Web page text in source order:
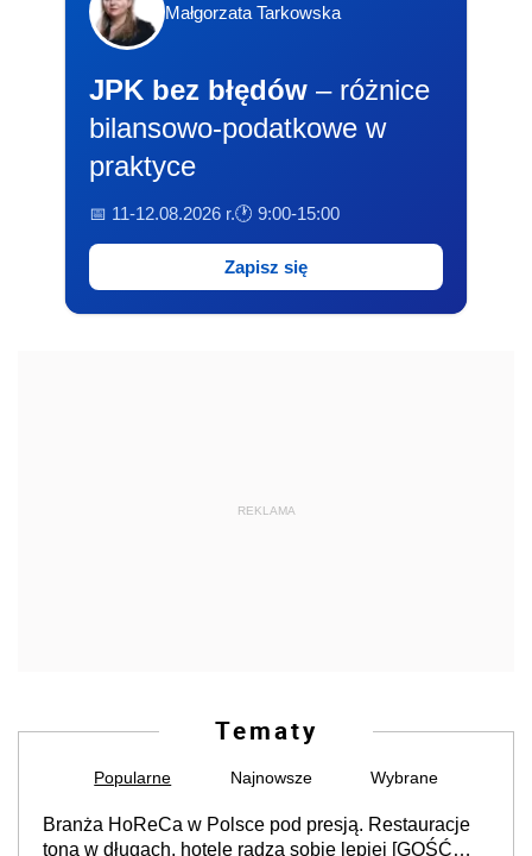
Małgorzata Tarkowska
JPK bez błędów – różnice
bilansowo-podatkowe w
praktyce
📅 11-12.08.2026 r.🕐 9:00-15:00
Zapisz się
REKLAMA
Tematy
Popularne Najnowsze Wybrane
Branża HoReCa w Polsce pod presją. Restauracje
toną w długach, hotele radzą sobie lepiej [GOŚĆ